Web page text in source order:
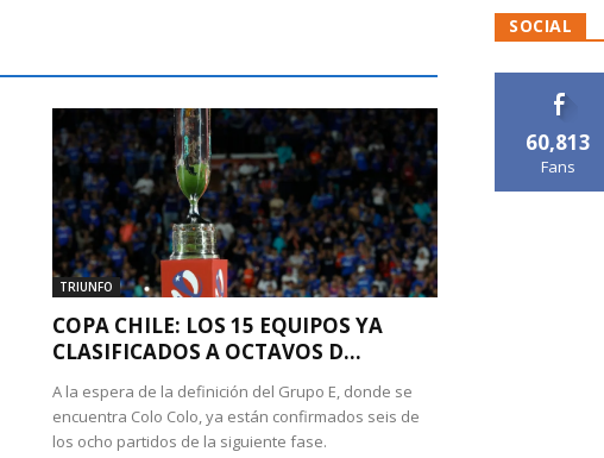
TRIUNFO
COPA CHILE: LOS 15 EQUIPOS YA
CLASIFICADOS A OCTAVOS D...
A la espera de la definición del Grupo E, donde se
encuentra Colo Colo, ya están confirmados seis de
los ocho partidos de la siguiente fase.
SOCIAL
60,813
Fans